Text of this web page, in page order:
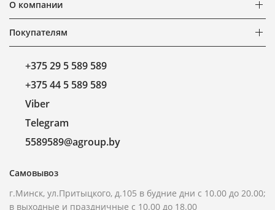
О компании
Покупателям
+375 29 5 589 589
+375 44 5 589 589
Viber
Telegram
5589589@agroup.by
Самовывоз
г.Минск, ул.Притыцкого, д.105 в будние дни с 10.00 до 20.00;
в выходные и праздничные с 10.00 до 18.00